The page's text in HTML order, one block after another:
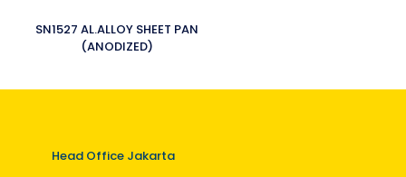
SN1527 AL.ALLOY SHEET PAN
(ANODIZED)
Head Office Jakarta